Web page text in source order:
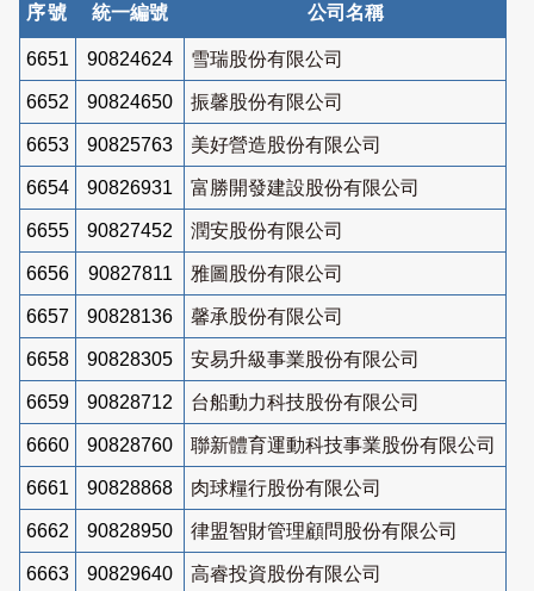
序號 統一編號 公司名稱
6651 90824624 雪瑞股份有限公司
6652 90824650 振馨股份有限公司
6653 90825763 美好營造股份有限公司
6654 90826931 富勝開發建設股份有限公司
6655 90827452 潤安股份有限公司
6656 90827811 雅圖股份有限公司
6657 90828136 馨承股份有限公司
6658 90828305 安易升級事業股份有限公司
6659 90828712 台船動力科技股份有限公司
6660 90828760 聯新體育運動科技事業股份有限公司
6661 90828868 肉球糧行股份有限公司
6662 90828950 律盟智財管理顧問股份有限公司
6663 90829640 高睿投資股份有限公司